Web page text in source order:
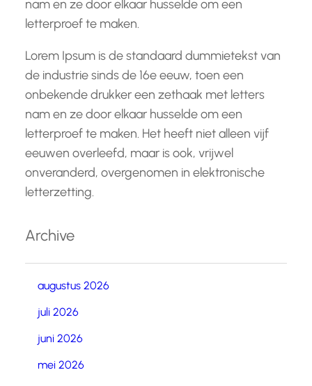
nam en ze door elkaar husselde om een
letterproef te maken.
Lorem Ipsum is de standaard dummietekst van
de industrie sinds de 16e eeuw, toen een
onbekende drukker een zethaak met letters
nam en ze door elkaar husselde om een
letterproef te maken. Het heeft niet alleen vijf
eeuwen overleefd, maar is ook, vrijwel
onveranderd, overgenomen in elektronische
letterzetting.
Archive
augustus 2026
juli 2026
juni 2026
mei 2026